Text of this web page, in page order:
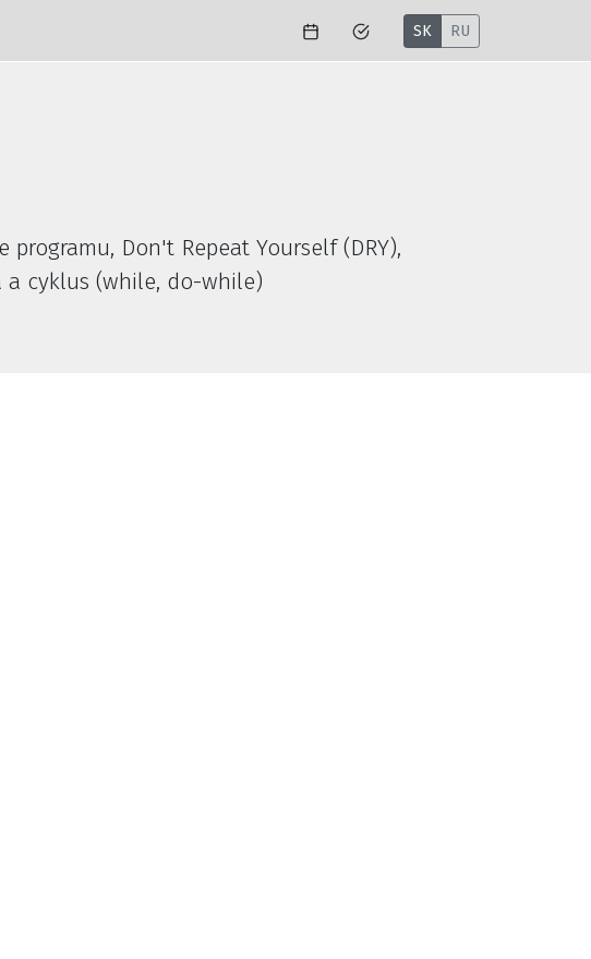
SK RU
Don't Repeat Yourself (DRY),
cyklus (while, do-while)